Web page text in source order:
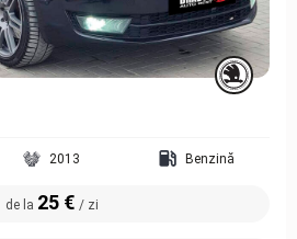
2013 Benzină
de la 25 € / zi